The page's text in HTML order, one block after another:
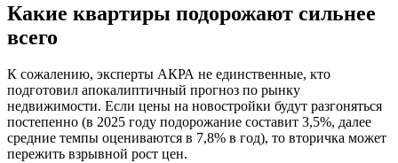
Какие квартиры подорожают сильнее
всего
К сожалению, эксперты АКРА не единственные, кто
подготовил апокалиптичный прогноз по рынку
недвижимости. Если цены на новостройки будут разгоняться
постепенно (в 2025 году подорожание составит 3,5%, далее
средние темпы оцениваются в 7,8% в год), то вторичка может
пережить взрывной рост цен.